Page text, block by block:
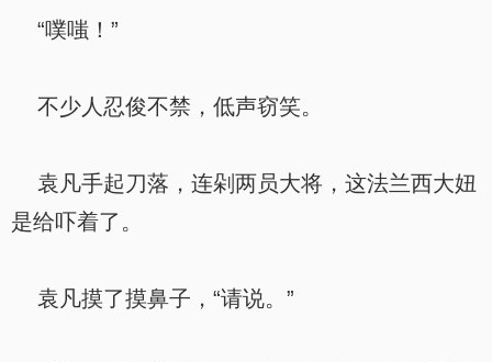
“噗嗤！”
不少人忍俊不禁，低声窃笑。
袁凡手起刀落，连剁两员大将，这法兰西大妞
是给吓着了。
袁凡摸了摸鼻子，“请说。”